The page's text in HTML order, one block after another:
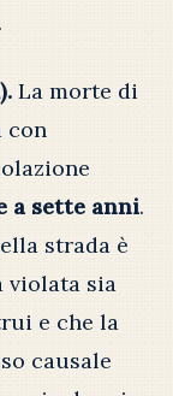
La morte di
con
a sette anni.
strada è
violata sia
e che la
causale